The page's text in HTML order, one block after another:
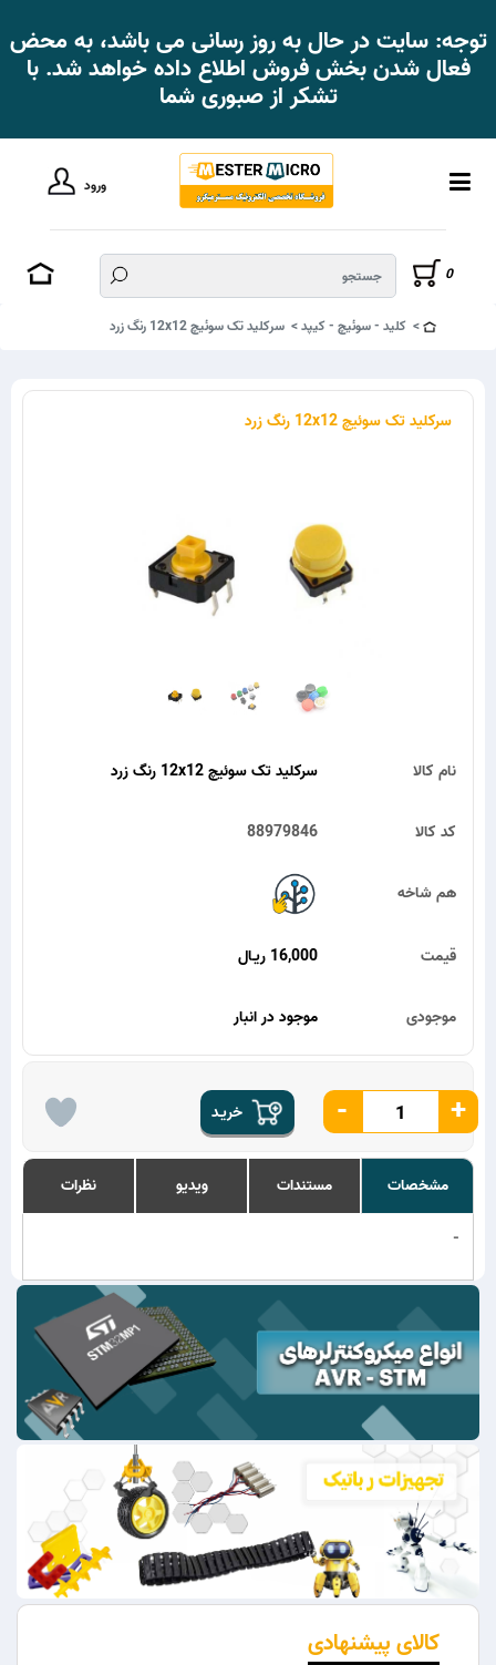
توجه: سایت در حال به روز رسانی می باشد، به محض
فعال شدن بخش فروش اطلاع داده خواهد شد. با
تشکر از صبوری شما
ورود
0
کلید - سوئیچ - کیپد سرکلید تک سوئیچ 12x12 رنگ زرد
سرکلید تک سوئیچ 12x12 رنگ زرد
سرکلید تک سوئیچ 12x12 رنگ زرد نام کالا
88979846 کد کالا
هم شاخه
16,000 ریـال قیمت
موجود در انبار موجودی
خریـد - +
مشخصات مستندات ویدیو نظرات
-
کالای پیشنهادی